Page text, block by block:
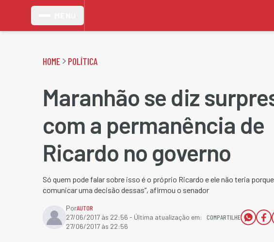
HOME POLÍTICA
Maranhão se diz
com a permanência de
Ricardo no governo
Só quem pode falar sobre isso é o próprio Ricardo e ele não teria
comunicar uma decisão dessas”, afirmou o senador
PorAUTOR
27/06/2017 às 22:56 - Última atualização em:
27/06/2017 às 22:56
COMPARTILHE